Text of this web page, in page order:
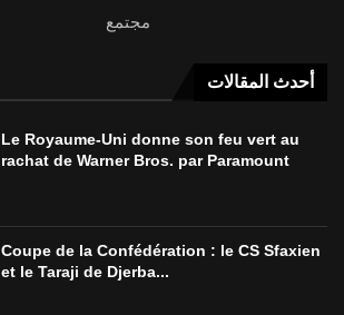
مجتمع
أحدث المقالات
Le Royaume-Uni donne son feu vert au
rachat de Warner Bros. par Paramount
Coupe de la Confédération : le CS Sfaxien
et le Taraji de Djerba...